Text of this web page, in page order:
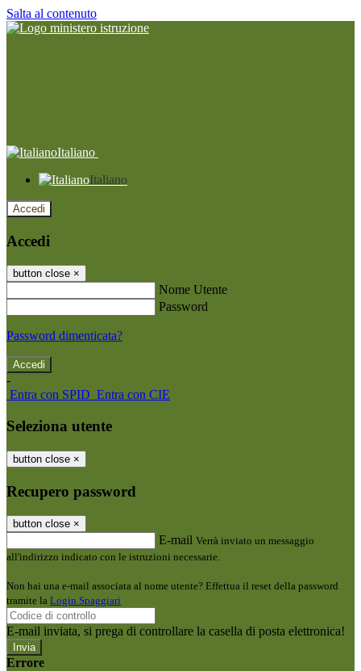
Salta al contenuto
Italiano
Italiano
Accedi
Accedi
button close ×
Nome Utente
Password
Password dimenticata?
-
Entra con SPID Entra con CIE
Seleziona utente
button close ×
Recupero password
button close ×
E-mail Verrà inviato un messaggio
all'indirizzo indicato con le istruzioni necessarie.
Non hai una e-mail associata al nome utente? Effettua il reset della password
tramite la Login Spaggiari
E-mail inviata, si prega di controllare la casella di posta elettronica!
Errore